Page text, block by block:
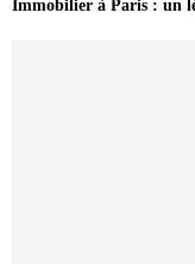
Immobilier à Paris : un